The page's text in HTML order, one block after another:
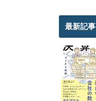
最新記事